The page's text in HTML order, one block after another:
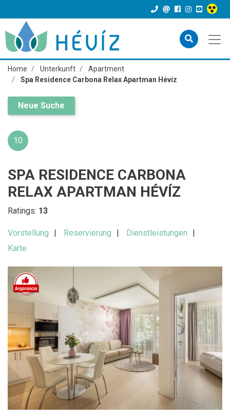
Home Unterkunft
Apartment
Spa Residence Carbona Relax Apartman Hévíz
Neue Suche
10
SPA RESIDENCE CARBONA
RELAX APARTMAN HÉVÍZ
Ratings: 13
Vorstellung Reservierung
Dienstleistungen
Karte